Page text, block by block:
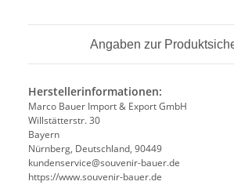
Angaben zur
Herstellerinformationen:
Marco Bauer Import & Export GmbH
Willstätterstr. 30
Bayern
Nürnberg, Deutschland, 90449
kundenservice@souvenir-bauer.de
https://www.souvenir-bauer.de